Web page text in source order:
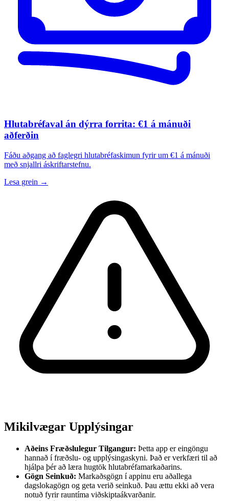
Hlutabréfaval án dýrra forrita: €1 á mánuði
aðferðin
Fáðu aðgang að faglegri hlutabréfaskimun fyrir um €1 á mánuði
með snjallri áskriftarstefnu.
Lesa grein →
Mikilvægar Upplýsingar
Aðeins Fræðslulegur Tilgangur: Þetta app er eingöngu
hannað í fræðslu- og upplýsingaskyni. Það er verkfæri til að
hjálpa þér að læra hugtök hlutabréfamarkaðarins.
Gögn Seinkuð: Markaðsgögn í appinu eru aðallega
dagslokagögn og geta verið seinkuð. Þau ættu ekki að vera
notuð fyrir rauntíma viðskiptaákvarðanir.